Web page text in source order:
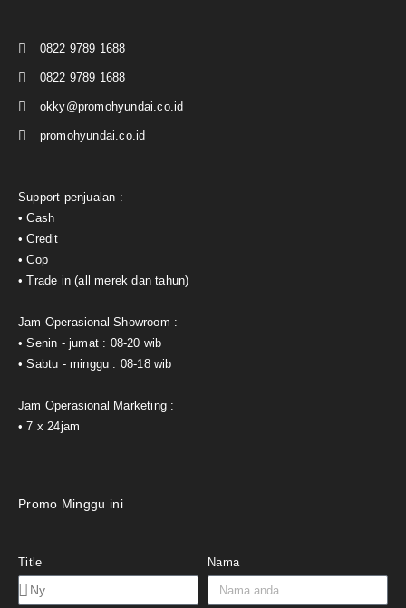
0822 9789 1688
0822 9789 1688
okky@promohyundai.co.id
promohyundai.co.id
Support penjualan :
• Cash
• Credit
• Cop
• Trade in (all merek dan tahun)
Jam Operasional Showroom :
• Senin - jumat : 08-20 wib
• Sabtu - minggu : 08-18 wib
Jam Operasional Marketing :
• 7 x 24jam
Promo Minggu ini
Title Nama